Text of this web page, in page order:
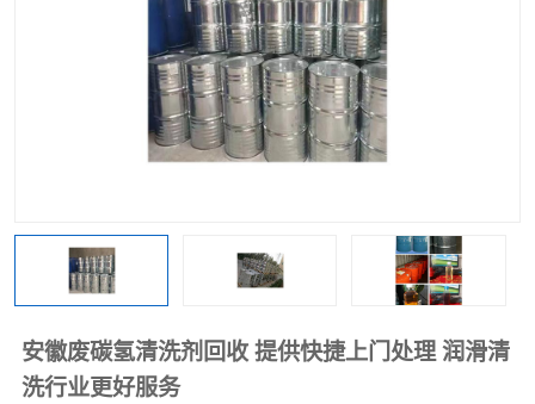
安徽废碳氢清洗剂回收 提供快捷上门处理 润滑清
洗行业更好服务